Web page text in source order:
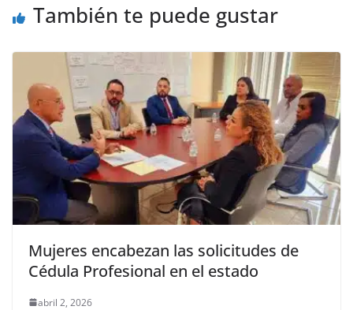
k
También te puede gustar
Mujeres encabezan las solicitudes de
Cédula Profesional en el estado
abril 2, 2026